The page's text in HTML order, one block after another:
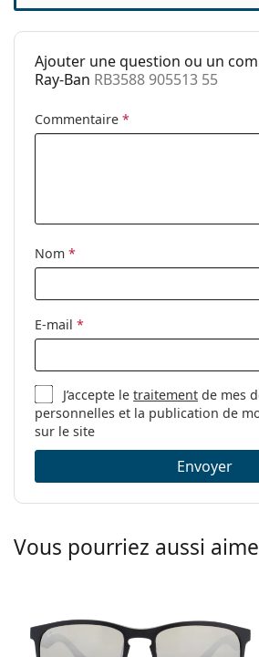
Code:
RB3588
Non
Ajouter une question ou un
Ray-Ban RB3588 905513 55
Commentaire *
Nom *
E-mail *
J’accepte letraitement de mes
personnelles et la publication de
sur le site
Envoyer
Vous pourriez aussi